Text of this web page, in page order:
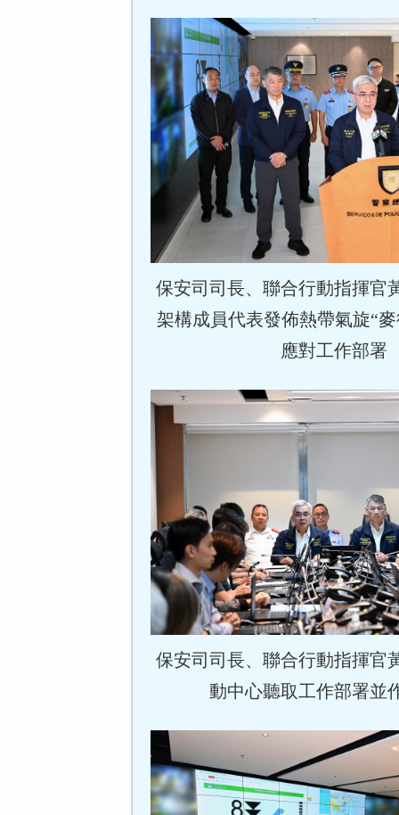
保安司司長、聯合行動指揮官
架構成員代表發佈熱帶氣旋“
應對工作部署
保安司司長、聯合行動指揮官
動中心聽取工作部署並